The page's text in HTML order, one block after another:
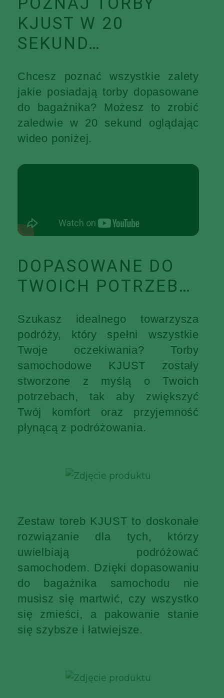
KJUST W 20
SEKUND…
Chcesz poznać wszystkie zalety
jakie posiadają torby dopasowane
do bagażnika? Możesz to zrobić
zaledwie w 20 sekund oglądając
wideo poniżej.
DOPASOWANE DO
TWOICH POTRZEB…
Szukasz idealnego towarzysza
podróży, który spełni wszystkie
Twoje oczekiwania? Torby
samochodowe KJUST zostały
stworzone z myślą o Twoich
potrzebach, tak aby zwiększyć
Twój komfort oraz przyjemność
płynącą z podróżowania.
Zestaw toreb KJUST to doskonałe
rozwiązanie dla tych, którzy
uwielbiają podróżować
samochodem. Dzięki dopasowaniu
do bagażnika samochodu nie
musisz się martwić, czy wszystko
się zmieści, a pakowanie stanie
się szybsze i łatwiejsze.